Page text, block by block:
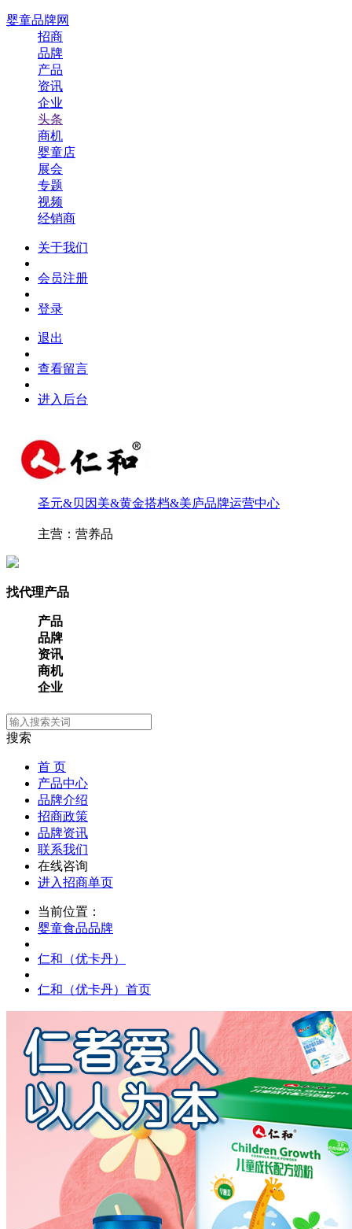
婴童品牌网
招商
品牌
产品
资讯
企业
头条
商机
婴童店
展会
专题
视频
经销商
关于我们
会员注册
登录
退出
查看留言
进入后台
圣元&贝因美&黄金搭档&美庐品牌运营中心
主营：营养品
找代理产品
产品
品牌
资讯
商机
企业
搜索
首 页
产品中心
品牌介绍
招商政策
品牌资讯
联系我们
在线咨询
进入招商单页
当前位置：
婴童食品品牌
仁和（优卡丹）
仁和（优卡丹）首页